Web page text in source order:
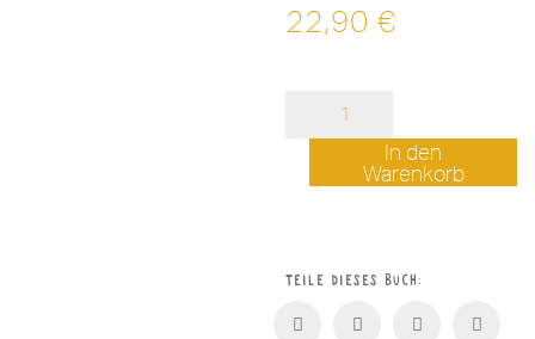
22,90 €
uns
In den
Warenkorb
Teile dieses Buch: